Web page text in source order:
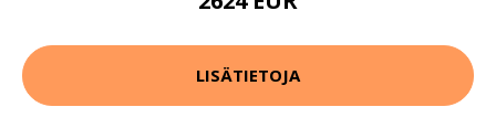
LISÄTIETOJA